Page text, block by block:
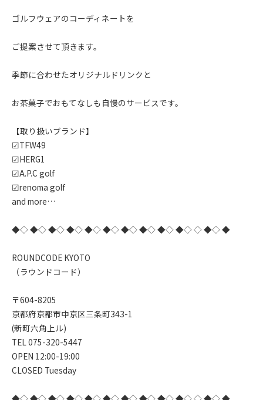
ゴルフウェアのコーディネートを
ご提案させて頂きます。
季節に合わせたオリジナルドリンクと
お茶菓子でおもてなしも自慢のサービスです。
【取り扱いブランド】
☑︎TFW49
☑︎HERG1
☑︎A.P.C golf
☑︎renoma golf
and more…
◆◇ ◆◇ ◆◇ ◆◇ ◆◇ ◆◇ ◆◇ ◆◇ ◆◇ ◆◇ ◇ ◆◇ ◆
ROUNDCODE KYOTO
（ラウンドコード）
〒604-8205
京都府京都市中京区三条町343-1
(新町六角上ル)
TEL 075-320-5447
OPEN 12:00-19:00
CLOSED Tuesday